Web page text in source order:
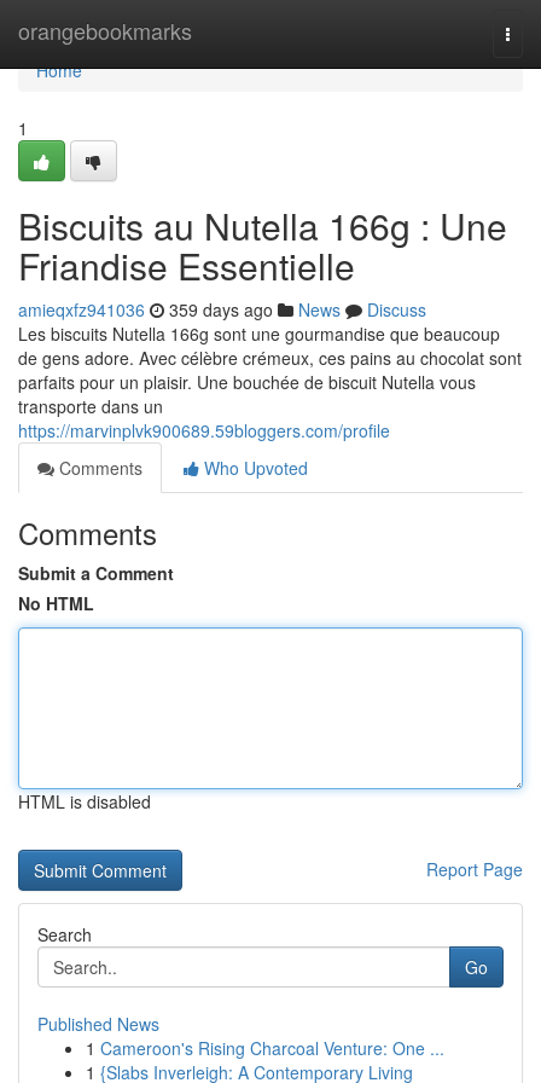
orangebookmarks
Home
Home
1
Biscuits au Nutella 166g : Une
Friandise Essentielle
amieqxfz941036 359 days ago News
Discuss
Les biscuits Nutella 166g sont une gourmandise que beaucoup
de gens adore. Avec célèbre crémeux, ces pains au chocolat sont
parfaits pour un plaisir. Une bouchée de biscuit Nutella vous
transporte dans un
https://marvinplvk900689.59bloggers.com/profile
Comments
Who Upvoted
Comments
Submit a Comment
No HTML
HTML is disabled
Report Page
Search
Go
Published News
1 Cameroon's Rising Charcoal Venture: One ...
1 {Slabs Inverleigh: A Contemporary Living